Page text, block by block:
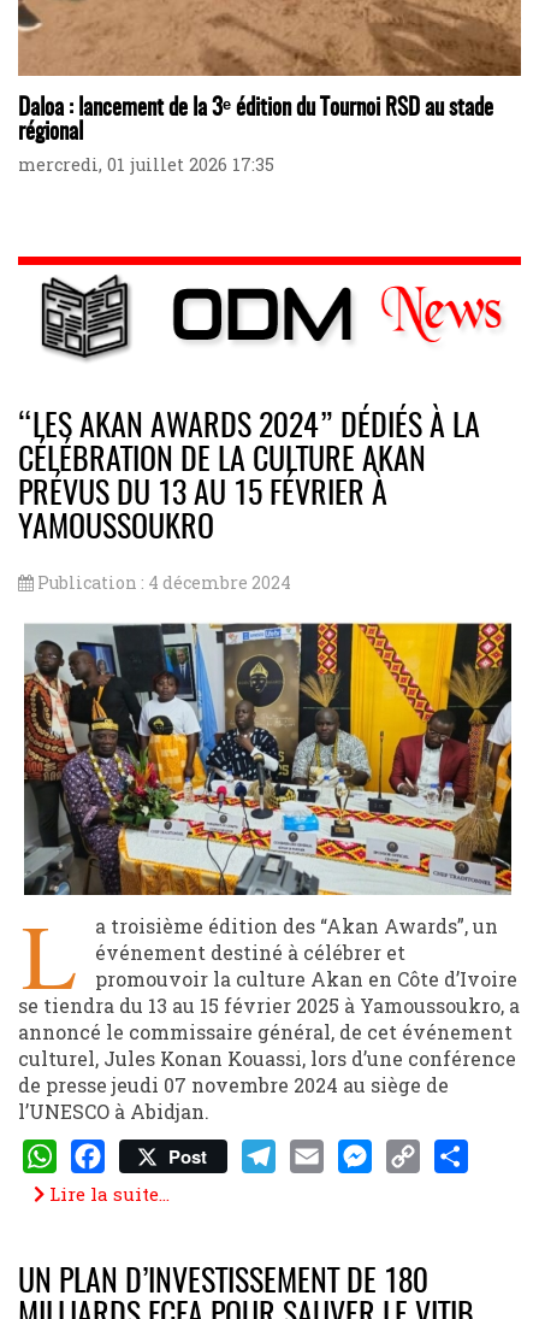
Daloa : lancement de la 3ᵉ édition du Tournoi RSD au stade
régional
mercredi, 01 juillet 2026 17:35
“LES AKAN AWARDS 2024” DÉDIÉS À LA
CÉLÉBRATION DE LA CULTURE AKAN
PRÉVUS DU 13 AU 15 FÉVRIER À
YAMOUSSOUKRO
Publication : 4 décembre 2024
L
a troisième édition des “Akan Awards”, un
événement destiné à célébrer et
promouvoir la culture Akan en Côte d’Ivoire
se tiendra du 13 au 15 février 2025 à Yamoussoukro, a
annoncé le commissaire général, de cet événement
culturel, Jules Konan Kouassi, lors d’une conférence
de presse jeudi 07 novembre 2024 au siège de
l’UNESCO à Abidjan.
WhatsApp
Facebook
Post
Lire la suite...
UN PLAN D’INVESTISSEMENT DE 180